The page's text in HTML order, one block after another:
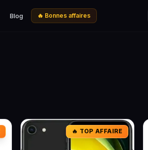
Blog 🔥 Bonnes affaires
🔥 TOP AFFAIRE